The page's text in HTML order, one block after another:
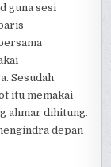
guna sesi
Sesudah
itu memakai
ahmar dihitung.
depan